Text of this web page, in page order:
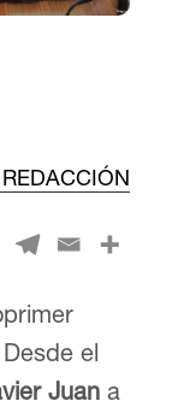
REDACCIÓN
el
Juan a